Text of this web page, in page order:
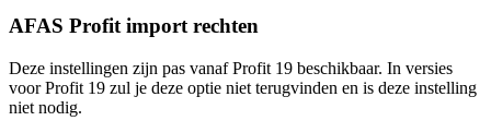
AFAS Profit import rechten
Deze instellingen zijn pas vanaf Profit 19 beschikbaar. In versies
voor Profit 19 zul je deze optie niet terugvinden en is deze instelling
niet nodig.